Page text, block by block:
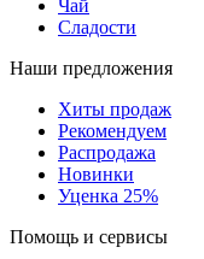
Чай
Сладости
Наши предложения
Хиты продаж
Рекомендуем
Распродажа
Новинки
Уценка 25%
Помощь и сервисы